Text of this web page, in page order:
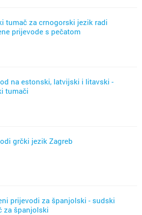
tumač za crnogorski jezik radi
prijevode s pečatom
na estonski, latvijski i litavski -
tumači
grčki jezik Zagreb
prijevodi za španjolski - sudski
za španjolski